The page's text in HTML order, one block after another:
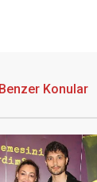
Benzer Konular